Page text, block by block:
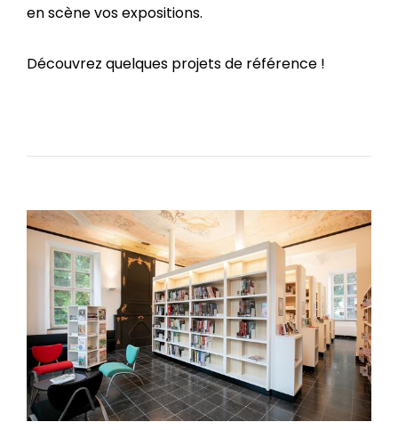
en scène vos expositions.
Découvrez quelques projets de référence !